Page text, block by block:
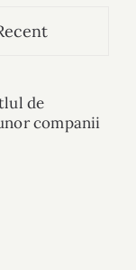
de
companii